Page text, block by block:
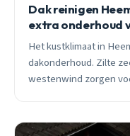
Dak reinigen
extra onderhoud
Het kustklimaat in
dakonderhoud. Zilte
westenwind zorgen